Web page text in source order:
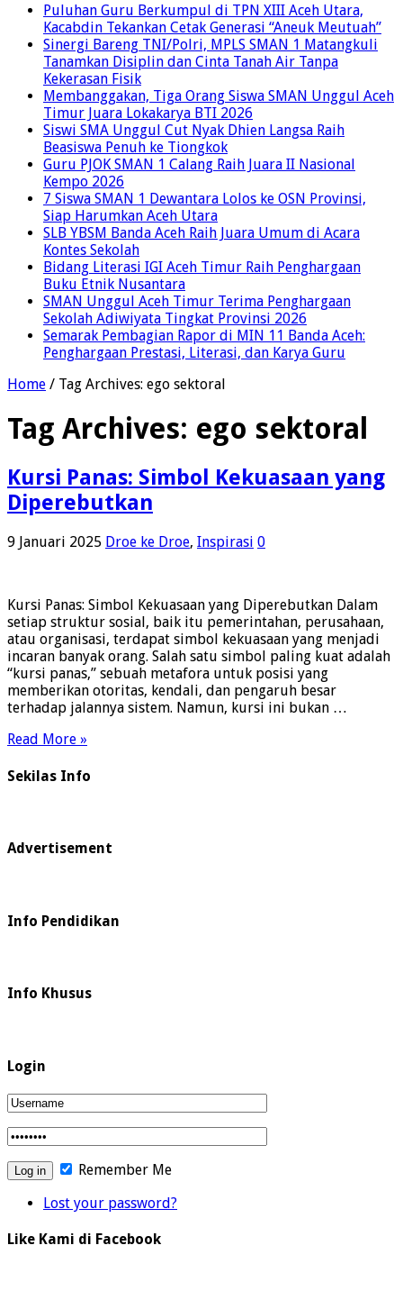
Puluhan Guru Berkumpul di TPN XIII Aceh Utara,
Kacabdin Tekankan Cetak Generasi “Aneuk Meutuah”
Sinergi Bareng TNI/Polri, MPLS SMAN 1 Matangkuli
Tanamkan Disiplin dan Cinta Tanah Air Tanpa
Kekerasan Fisik
Membanggakan, Tiga Orang Siswa SMAN Unggul Aceh
Timur Juara Lokakarya BTI 2026
Siswi SMA Unggul Cut Nyak Dhien Langsa Raih
Beasiswa Penuh ke Tiongkok
Guru PJOK SMAN 1 Calang Raih Juara II Nasional
Kempo 2026
7 Siswa SMAN 1 Dewantara Lolos ke OSN Provinsi,
Siap Harumkan Aceh Utara
SLB YBSM Banda Aceh Raih Juara Umum di Acara
Kontes Sekolah
Bidang Literasi IGI Aceh Timur Raih Penghargaan
Buku Etnik Nusantara
SMAN Unggul Aceh Timur Terima Penghargaan
Sekolah Adiwiyata Tingkat Provinsi 2026
Semarak Pembagian Rapor di MIN 11 Banda Aceh:
Penghargaan Prestasi, Literasi, dan Karya Guru
Home / Tag Archives: ego sektoral
Tag Archives: ego sektoral
Kursi Panas: Simbol Kekuasaan yang
Diperebutkan
9 Januari 2025 Droe ke Droe, Inspirasi 0
Kursi Panas: Simbol Kekuasaan yang Diperebutkan Dalam
setiap struktur sosial, baik itu pemerintahan, perusahaan,
atau organisasi, terdapat simbol kekuasaan yang menjadi
incaran banyak orang. Salah satu simbol paling kuat adalah
“kursi panas,” sebuah metafora untuk posisi yang
memberikan otoritas, kendali, dan pengaruh besar
terhadap jalannya sistem. Namun, kursi ini bukan …
Read More »
Sekilas Info
Advertisement
Info Pendidikan
Info Khusus
Login
Remember Me
Lost your password?
Like Kami di Facebook